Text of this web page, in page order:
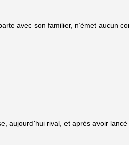
avec son familier, n’émet aucun
aujourd'hui rival, et après avoir